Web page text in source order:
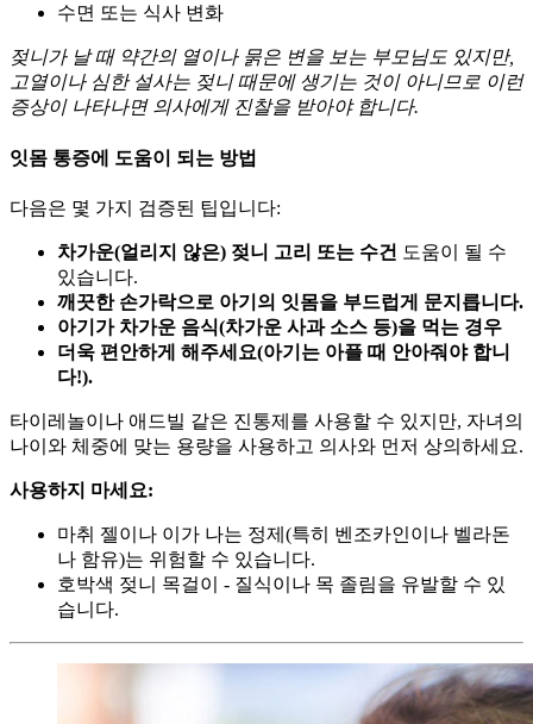
수면 또는 식사 변화
젖니가 날 때 약간의 열이나 묽은 변을 보는 부모님도 있지만,
고열이나 심한 설사는 젖니 때문에 생기는 것이 아니므로 이런
증상이 나타나면 의사에게 진찰을 받아야 합니다.
잇몸 통증에 도움이 되는 방법
다음은 몇 가지 검증된 팁입니다:
차가운(얼리지 않은) 젖니 고리 또는 수건 도움이 될 수
있습니다.
깨끗한 손가락으로 아기의 잇몸을 부드럽게 문지릅니다.
아기가 차가운 음식(차가운 사과 소스 등)을 먹는 경우
더욱 편안하게 해주세요(아기는 아플 때 안아줘야 합니
다!).
타이레놀이나 애드빌 같은 진통제를 사용할 수 있지만, 자녀의
나이와 체중에 맞는 용량을 사용하고 의사와 먼저 상의하세요.
사용하지 마세요:
마취 젤이나 이가 나는 정제(특히 벤조카인이나 벨라돈
나 함유)는 위험할 수 있습니다.
호박색 젖니 목걸이 - 질식이나 목 졸림을 유발할 수 있
습니다.